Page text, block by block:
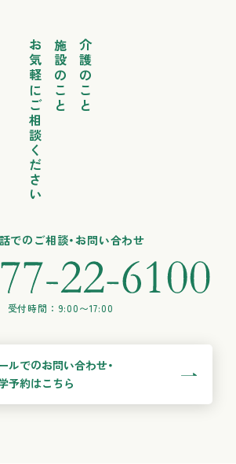
介護のこと
施設のこと
お気軽にご相談ください
でのご相談・お問い合わせ
受付時間：9:00〜17:00
ルでのお問い合わせ・
予約はこちら